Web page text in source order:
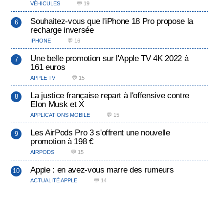
VÉHICULES 💬 19
Souhaitez-vous que l'iPhone 18 Pro propose la
recharge inversée
IPHONE 💬 16
Une belle promotion sur l'Apple TV 4K 2022 à
161 euros
APPLE TV 💬 15
La justice française repart à l'offensive contre
Elon Musk et X
APPLICATIONS MOBILE 💬 15
Les AirPods Pro 3 s'offrent une nouvelle
promotion à 198 €
AIRPODS 💬 15
Apple : en avez-vous marre des rumeurs
ACTUALITÉ APPLE 💬 14